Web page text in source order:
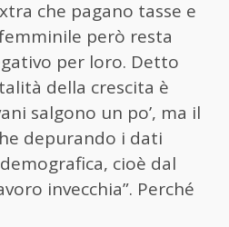
che pagano tasse e
però resta
per loro. Detto
della crescita è
salgono un po’, ma il
depurando i dati
cioè dal
invecchia”. Perché